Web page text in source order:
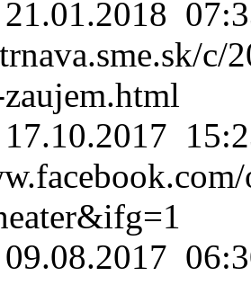
21.01.2018
c/
17.10.2017
09.08.2017